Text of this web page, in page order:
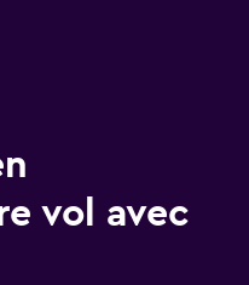
vol avec